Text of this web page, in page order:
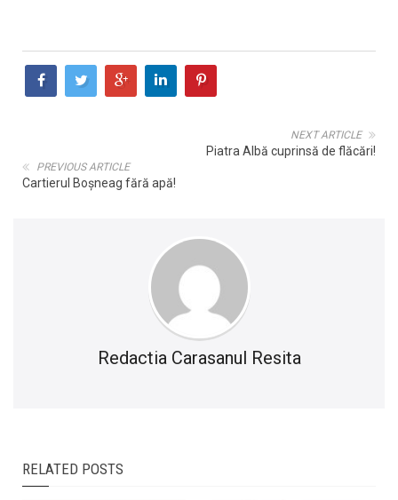
NEXT ARTICLE
Piatra Albă cuprinsă de flăcări!
PREVIOUS ARTICLE
Cartierul Boșneag fără apă!
Redactia Carasanul Resita
RELATED POSTS